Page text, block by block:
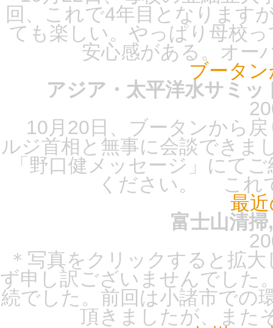
回、これで4年目となります
ても楽しい。やっぱり母校
安心感がある。オー
ブータ
アジア・太平洋水サミッ
10月20日、ブータンから
ルジ首相と無事に会談できま
「野口健メッセージ」にて
ください。 これ
最
富士山清
＊写真をクリックすると拡
ず申し訳ございませんでした
続でした。前回は小諸市での
頂きましたが、また